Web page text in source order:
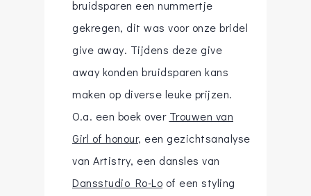
bruidsparen een nummertje
gekregen, dit was voor onze bridel
give away. Tijdens deze give
away konden bruidsparen kans
maken op diverse leuke prijzen.
O.a. een boek over Trouwen van
Girl of honour, een gezichtsanalyse
van Artistry, een dansles van
Dansstudio Ro-Lo of een styling